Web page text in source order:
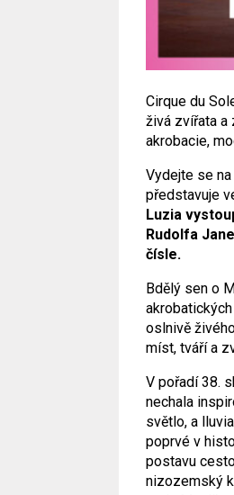
Cirque du
živá zvířata a
akrobacie,
Vydejte se
představuje
Luzia
Rudolfa
čísle.
Bdělý sen o
oslnivě
míst, tváří a
V pořadí 38.
nechala
světlo, a
poprvé v
postavu
nizozemský